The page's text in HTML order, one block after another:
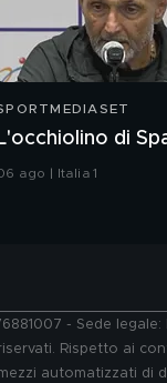
di
ago | Italia 1
- Sede
Rispetto ai
automatizzati di